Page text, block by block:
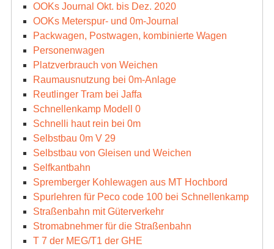
OOKs Journal Okt. bis Dez. 2020
OOKs Meterspur- und 0m-Journal
Packwagen, Postwagen, kombinierte Wagen
Personenwagen
Platzverbrauch von Weichen
Raumausnutzung bei 0m-Anlage
Reutlinger Tram bei Jaffa
Schnellenkamp Modell 0
Schnelli haut rein bei 0m
Selbstbau 0m V 29
Selbstbau von Gleisen und Weichen
Selfkantbahn
Spremberger Kohlewagen aus MT Hochbord
Spurlehren für Peco code 100 bei Schnellenkamp
Straßenbahn mit Güterverkehr
Stromabnehmer für die Straßenbahn
T 7 der MEG/T1 der GHE